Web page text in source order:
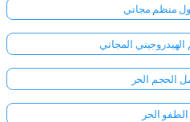
منظم مجاني
المجاني
الحجم الحر
الحر